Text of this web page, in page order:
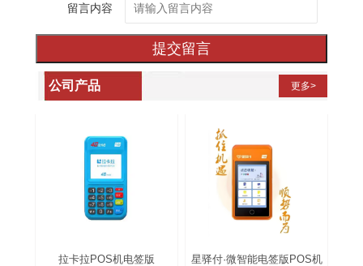
留言内容
提交留言
公司产品 更多>
拉卡拉POS机电签版
星驿付·微智能电签版POS机